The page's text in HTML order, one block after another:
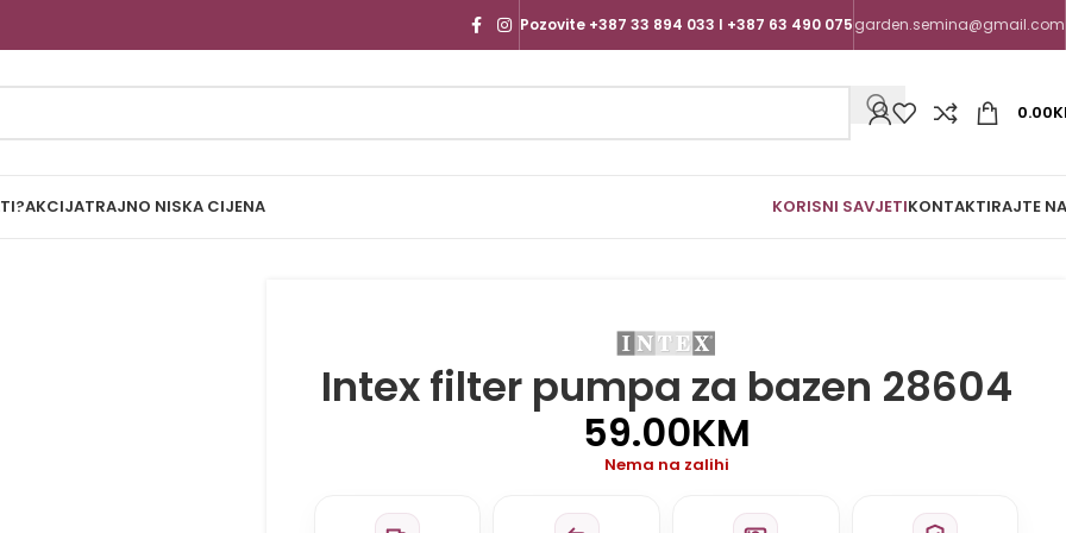
Pozovite +387 33 894 033 I +387 63 490 075garden.semina@gmail.com
0.00
AKCIJATRAJNO NISKA CIJENA KORISNI SAVJETIKONTAKTIRAJTE
Intex filter pumpa za bazen 28604
59.00KM
Nema na zalihi